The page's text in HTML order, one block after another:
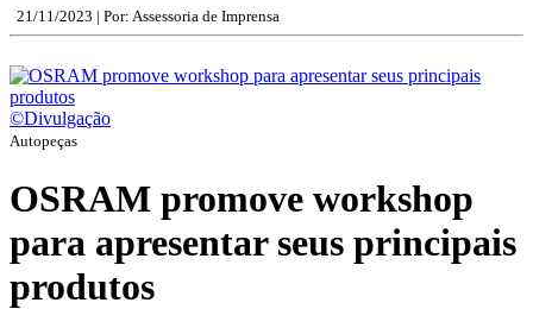
21/11/2023 | Por: Assessoria de Imprensa
©Divulgação
Autopeças
OSRAM promove workshop
para apresentar seus principais
produtos